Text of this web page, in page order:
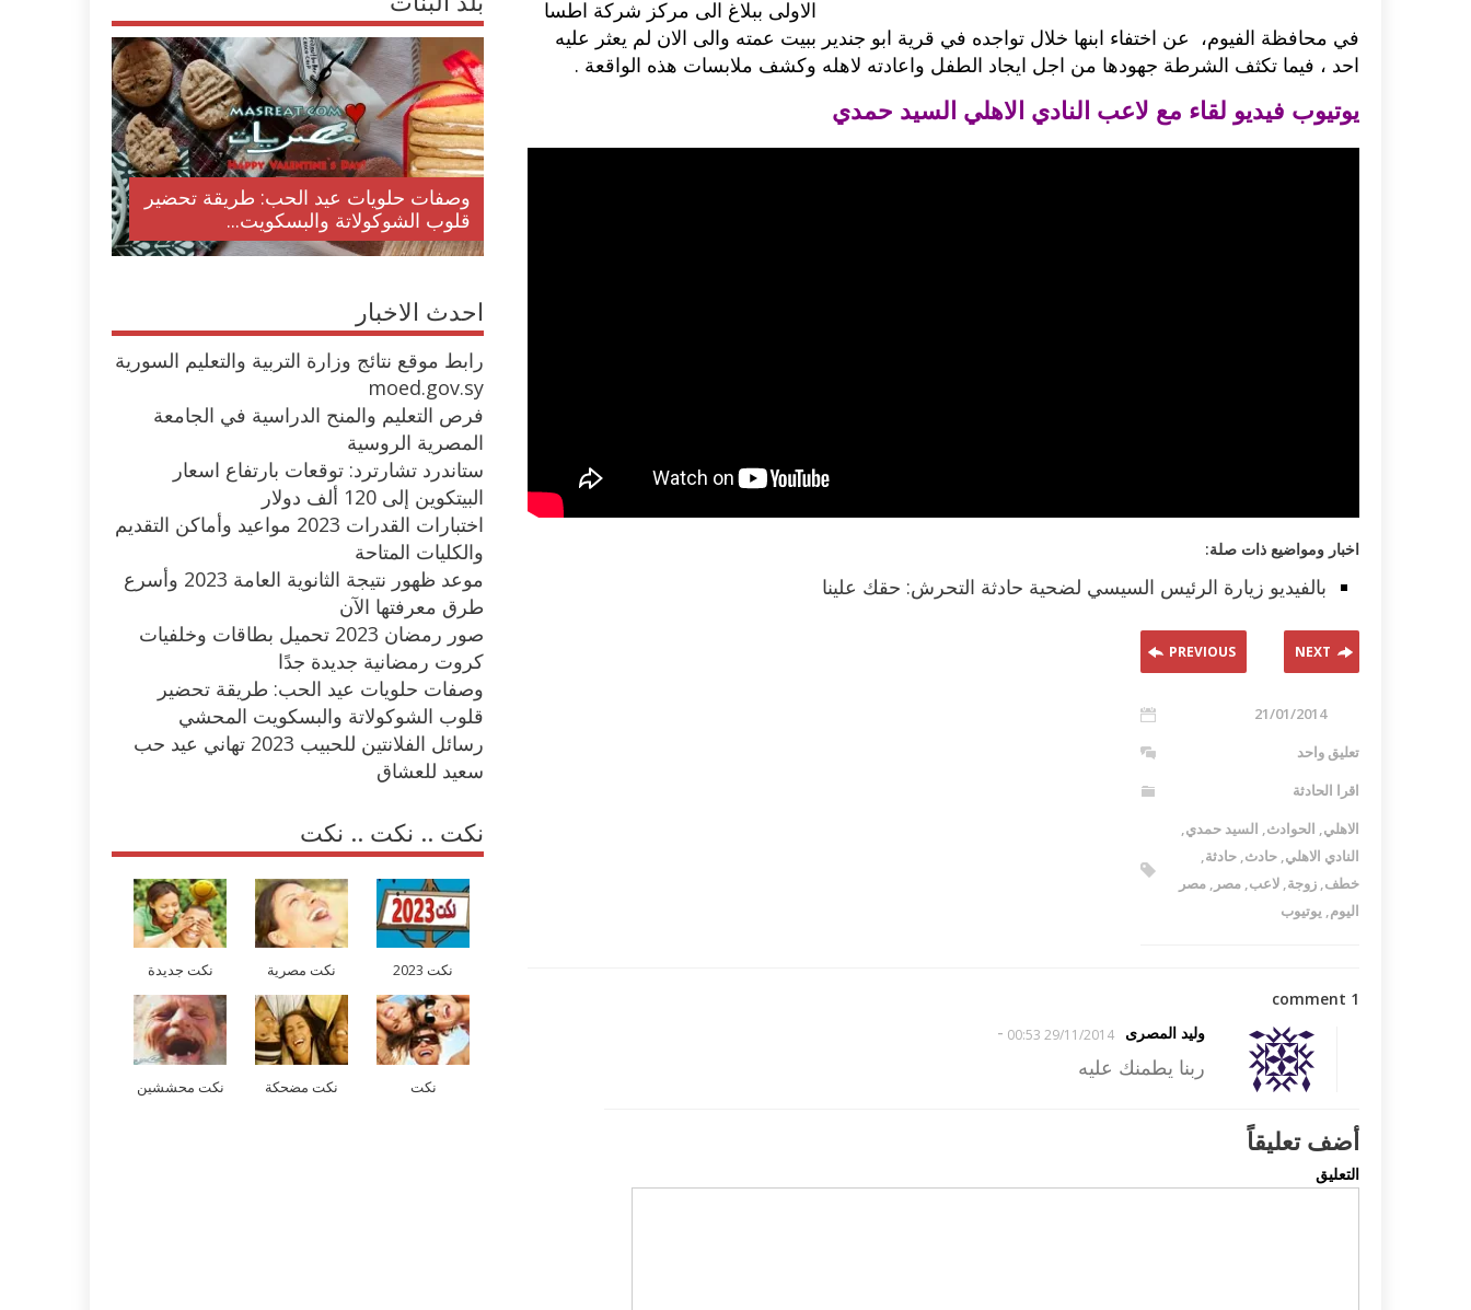
الاولى ببلاغ الى مركز شركة اطسا
في محافظة الفيوم، عن اختفاء ابنها خلال تواجده في قرية ابو جندير ببيت عمته والى الان لم يعثر عليه
احد ، فيما تكثف الشرطة جهودها من اجل ايجاد الطفل واعادته لاهله وكشف ملابسات هذه الواقعة .
يوتيوب فيديو لقاء مع لاعب النادي الاهلي السيد حمدي
اخبار ومواضيع ذات صلة:
بالفيديو زيارة الرئيس السيسي لضحية حادثة التحرش: حقك علينا
PREVIOUS NEXT
21/01/2014
تعليق واحد
اقرا الحادثة
الاهلي, الحوادث, السيد حمدي,
النادي الاهلي, حادث, حادثة,
خطف, زوجة, لاعب, مصر , مصر
اليوم, يوتيوب
1 comment
وليد المصرى
29/11/2014 00:53
-
ربنا يطمنك عليه
أضف تعليقاً
التعليق
وصفات حلويات عيد الحب: طريقة تحضير
قلوب الشوكولاتة والبسكويت...
احدث الاخبار
رابط موقع نتائج وزارة التربية والتعليم السورية
moed.gov.sy
فرص التعليم والمنح الدراسية في الجامعة
المصرية الروسية
ستاندرد تشارترد: توقعات بارتفاع اسعار
البيتكوين إلى 120 ألف دولار
اختبارات القدرات 2023 مواعيد وأماكن التقديم
والكليات المتاحة
موعد ظهور نتيجة الثانوية العامة 2023 وأسرع
طرق معرفتها الآن
صور رمضان 2023 تحميل بطاقات وخلفيات
كروت رمضانية جديدة جدًا
وصفات حلويات عيد الحب: طريقة تحضير
قلوب الشوكولاتة والبسكويت المحشي
رسائل الفلانتين للحبيب 2023 تهاني عيد حب
سعيد للعشاق
نكت .. نكت .. نكت
نكت 2023 نكت مصرية نكت جديدة
نكت نكت مضحكة نكت محششين